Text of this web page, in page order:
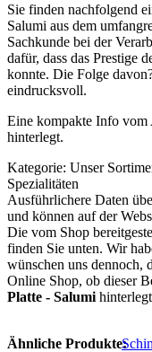
Sie finden nachfolgend
Salumi aus dem
Sachkunde bei der
dafür, dass das Prestige
konnte. Die Folge
eindrucksvoll.
Eine kompakte Info
hinterlegt.
Kategorie: Unser
Spezialitäten
Ausführlichere Daten
und können auf der
Die vom Shop
finden Sie unten. Wir
wünschen uns dennoch,
Online Shop, ob dieser
Platte - Salumi
Ähnliche Produkte: